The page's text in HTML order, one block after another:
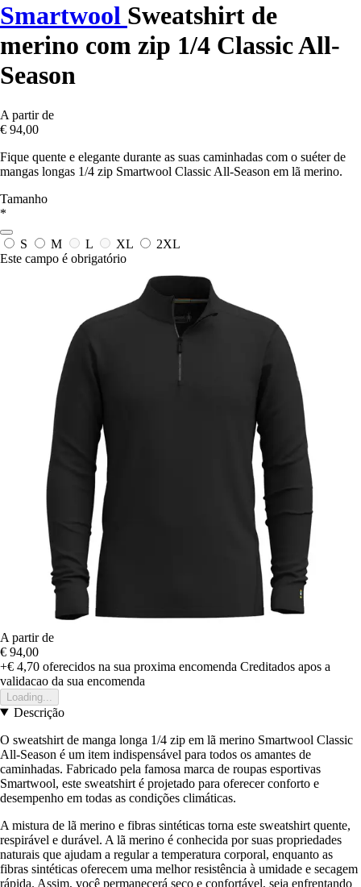
Smartwool Sweatshirt de
merino com zip 1/4 Classic All-
Season
A partir de
€ 94,00
Fique quente e elegante durante as suas caminhadas com o suéter de
mangas longas 1/4 zip Smartwool Classic All-Season em lã merino.
Tamanho
*
S M L XL
2XL
Este campo é obrigatório
A partir de
€ 94,00
+€ 4,70 oferecidos na sua proxima encomenda Creditados apos a
validacao da sua encomenda
Loading...
Descrição
O sweatshirt de manga longa 1/4 zip em lã merino Smartwool Classic
All-Season é um item indispensável para todos os amantes de
caminhadas. Fabricado pela famosa marca de roupas esportivas
Smartwool, este sweatshirt é projetado para oferecer conforto e
desempenho em todas as condições climáticas.
A mistura de lã merino e fibras sintéticas torna este sweatshirt quente,
respirável e durável. A lã merino é conhecida por suas propriedades
naturais que ajudam a regular a temperatura corporal, enquanto as
fibras sintéticas oferecem uma melhor resistência à umidade e secagem
rápida. Assim, você permanecerá seco e confortável, seja enfrentando